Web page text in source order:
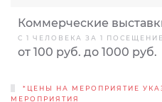
Коммерческие
С 1 ЧЕЛОВЕКА ЗА 1 ПОСЕЩЕНИЕ
от 100 руб. до 1000 руб.
*ЦЕНЫ НА МЕРОПРИЯТИЕ
МЕРОПРИЯТИЯ